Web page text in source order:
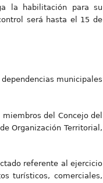
la habilitación para su
será hasta el 15 de
municipales
del Concejo del
Organización Territorial,
referente al ejercicio
turísticos, comerciales,